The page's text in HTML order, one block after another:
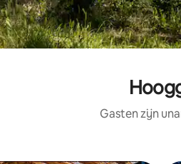
Gasten zijn